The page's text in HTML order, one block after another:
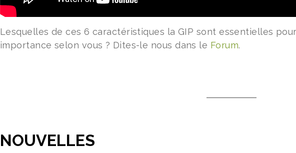
Lesquelles de ces 6 caractéristiques la GIP sont essentielles
importance selon vous ? Dites-le nous dans le Forum.
NOUVELLES